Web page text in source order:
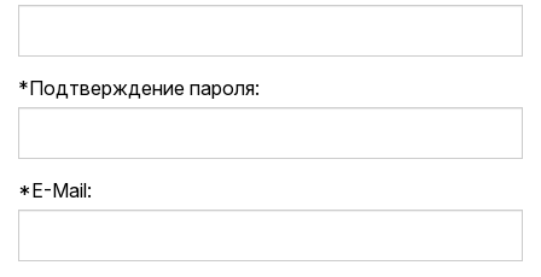
*Подтверждение пароля:
*E-Mail: